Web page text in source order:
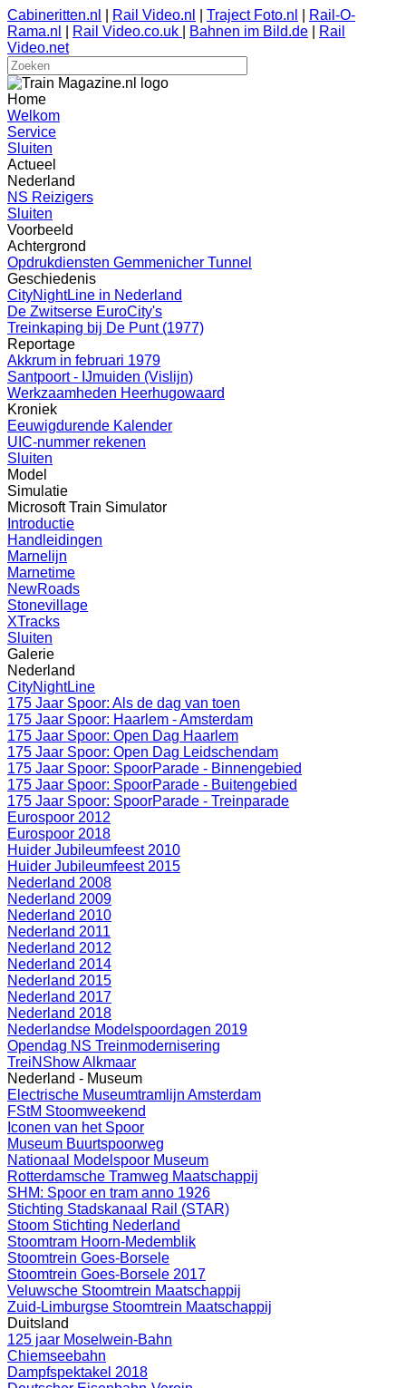
Cabineritten.nl Rail Video.nl Traject Foto.nl
Rail-O-
Rama.nl
Rail Video.co.uk Bahnen im Bild.de
Rail
Video.net
Home
Welkom
Service
Sluiten
Actueel
Nederland
NS Reizigers
Sluiten
Voorbeeld
Achtergrond
Opdrukdiensten Gemmenicher Tunnel
Geschiedenis
CityNightLine in Nederland
De Zwitserse EuroCity's
Treinkaping bij De Punt (1977)
Reportage
Akkrum in februari 1979
Santpoort - IJmuiden (Vislijn)
Werkzaamheden Heerhugowaard
Kroniek
Eeuwigdurende Kalender
UIC-nummer rekenen
Sluiten
Model
Simulatie
Microsoft Train Simulator
Introductie
Handleidingen
Marnelijn
Marnetime
NewRoads
Stonevillage
XTracks
Sluiten
Galerie
Nederland
CityNightLine
175 Jaar Spoor: Als de dag van toen
175 Jaar Spoor: Haarlem - Amsterdam
175 Jaar Spoor: Open Dag Haarlem
175 Jaar Spoor: Open Dag Leidschendam
175 Jaar Spoor: SpoorParade - Binnengebied
175 Jaar Spoor: SpoorParade - Buitengebied
175 Jaar Spoor: SpoorParade - Treinparade
Eurospoor 2012
Eurospoor 2018
Huider Jubileumfeest 2010
Huider Jubileumfeest 2015
Nederland 2008
Nederland 2009
Nederland 2010
Nederland 2011
Nederland 2012
Nederland 2014
Nederland 2015
Nederland 2017
Nederland 2018
Nederlandse Modelspoordagen 2019
Opendag NS Treinmodernisering
TreiNShow Alkmaar
Nederland - Museum
Electrische Museumtramlijn Amsterdam
FStM Stoomweekend
Iconen van het Spoor
Museum Buurtspoorweg
Nationaal Modelspoor Museum
Rotterdamsche Tramweg Maatschappij
SHM: Spoor en tram anno 1926
Stichting Stadskanaal Rail (STAR)
Stoom Stichting Nederland
Stoomtram Hoorn-Medemblik
Stoomtrein Goes-Borsele
Stoomtrein Goes-Borsele 2017
Veluwsche Stoomtrein Maatschappij
Zuid-Limburgse Stoomtrein Maatschappij
Duitsland
125 jaar Moselwein-Bahn
Chiemseebahn
Dampfspektakel 2018